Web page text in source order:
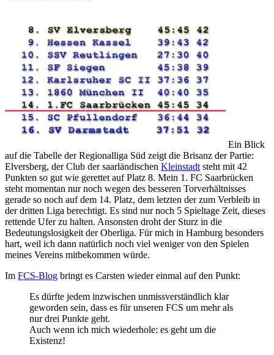
Ein Blick
auf die Tabelle der Regionalliga Süd zeigt die Brisanz der Partie:
Elversberg, der Club der saarländischen Kleinstadt steht mit 42
Punkten so gut wie gerettet auf Platz 8. Mein 1. FC Saarbrücken
steht momentan nur noch wegen des besseren Torverhältnisses
gerade so noch auf dem 14. Platz, dem letzten der zum Verbleib in
der dritten Liga berechtigt. Es sind nur noch 5 Spieltage Zeit, dieses
rettende Ufer zu halten. Ansonsten droht der Sturz in die
Bedeutungslosigkeit der Oberliga. Für mich in Hamburg besonders
hart, weil ich dann natürlich noch viel weniger von den Spielen
meines Vereins mitbekommen würde.
Im FCS-Blog bringt es Carsten wieder einmal auf den Punkt:
Es dürfte jedem inzwischen unmissverständlich klar
geworden sein, dass es für unseren FCS um mehr als
nur drei Punkte geht.
Auch wenn ich mich wiederhole: es geht um die
Existenz!